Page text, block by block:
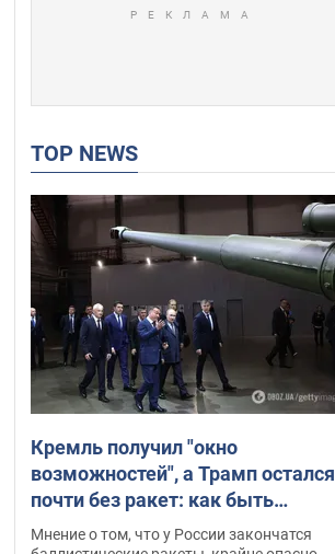
TOP NEWS
Кремль получил "окно
возможностей", а Трамп остался
почти без ракет: как быть
Украине? Интервью с Мельником
Мнение о том, что у России закончатся